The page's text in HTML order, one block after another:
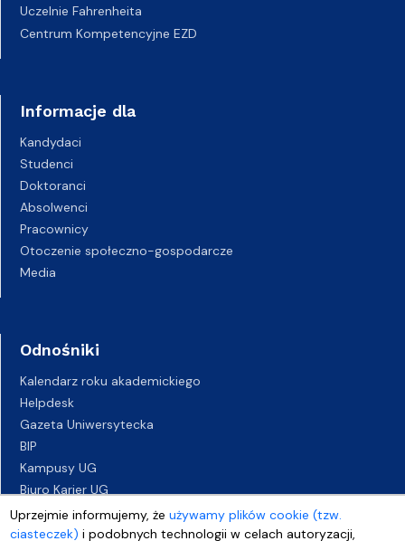
Uprzejmie informujemy, żeużywamy plików cookie (tzw.
ciasteczek) i podobnych technologii w celach autoryzacji,
Uczelnie Fahrenheita
Centrum Kompetencyjne EZD
Informacje dla
Kandydaci
Studenci
Doktoranci
Absolwenci
Pracownicy
Otoczenie społeczno-gospodarcze
Media
Odnośniki
Kalendarz roku akademickiego
Helpdesk
Gazeta Uniwersytecka
BIP
Kampusy UG
Biuro Karier UG
Oferty pracy
Deklaracja dostępności